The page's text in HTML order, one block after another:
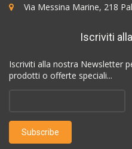
Via Messina Marine, 218
Iscriviti
Iscriviti alla nostra Newsletter
prodotti o offerte speciali...